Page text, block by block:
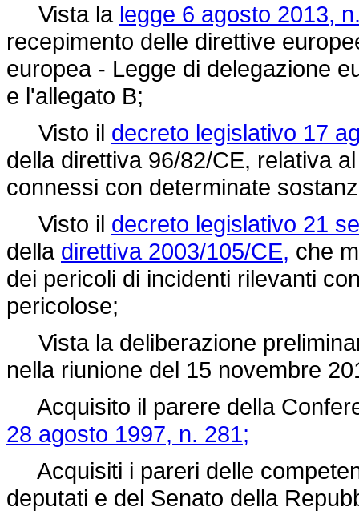
Vista la legge 6 agosto 2013,
recepimento delle direttive
europea - Legge di delegazione
e l'allegato B;
Visto il decreto legislativo 17
della direttiva 96/82/CE, relativa
connessi con determinate
Visto il decreto legislativo 21
della direttiva 2003/105/CE, che
dei pericoli di incidenti rilevanti
pericolose;
Vista la deliberazione
nella riunione del 15 novembre
Acquisito il parere della
28 agosto 1997, n. 281;
Acquisiti i pareri delle
deputati e del Senato della